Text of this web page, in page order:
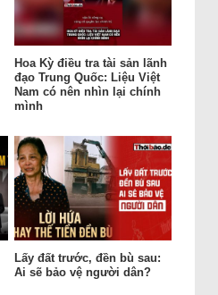
Hoa Kỳ điều tra tài sản lãnh
đạo Trung Quốc: Liệu Việt
Nam có nên nhìn lại chính
mình
Lấy đất trước, đền bù sau:
Ai sẽ bảo vệ người dân?